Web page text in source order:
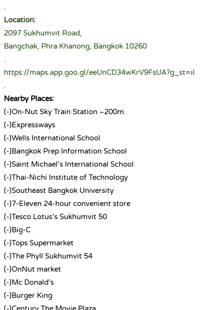
.
Location:
2097 Sukhumvit Road,
Bangchak, Phra Khanong, Bangkok 10260
.
https://maps.app.goo.gl/eeUnCD34wKrV9FsUA?g_st=il
.
Nearby Places:
(-)On-Nut Sky Train Station ~200m.
(-)Expressways
(-)Wells International School
(-)Bangkok Prep Information School
(-)Saint Michael’s International School
(-)Thai-Nichi Institute of Technology
(-)Southeast Bangkok University
(-)7-Eleven 24-hour convenient store
(-)Tesco Lotus’s Sukhumvit 50
(-)Big-C
(-)Tops Supermarket
(-)The Phyll Sukhumvit 54
(-)OnNut market
(-)Mc Donald’s
(-)Burger King